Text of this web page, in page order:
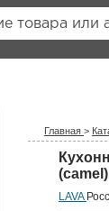
товара или
Главная >
(camel)
LAVA